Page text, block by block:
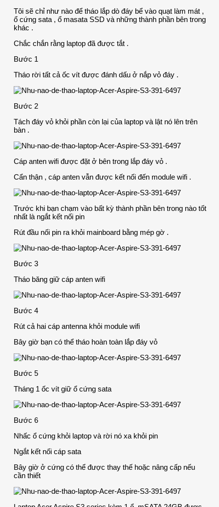
Tôi sẽ chỉ như nào để tháo lắp dò đáy bể vào quạt làm mát ,
ổ cứng sata , ổ masata SSD và những thành phần bên trong
khác .
Chắc chắn rằng laptop đã được tắt .
Bước 1
Tháo rời tất cả ốc vít được đánh dấu ở nắp vỏ đáy .
Bước 2
Tách đáy vỏ khỏi phần còn lại của laptop và lật nó lên trên
bàn .
Cáp anten wifi được đặt ở bên trong lắp đáy vỏ .
Cẩn thận , cáp anten vẫn được kết nối đến module wifi .
Trước khi bạn chạm vào bất kỳ thành phần bên trong nào tốt
nhất là ngắt kết nối pin
Rút đầu nối pin ra khỏi mainboard bằng mép gờ .
Bước 3
Tháo băng giữ cáp anten wifi
Bước 4
Rút cả hai cáp antenna khỏi module wifi
Bây giờ bạn có thể tháo hoàn toàn lắp đáy vỏ
Bước 5
Tháng 1 ốc vít giữ ổ cứng sata
Bước 6
Nhấc ổ cứng khỏi laptop và rời nó xa khỏi pin
Ngắt kết nối cáp sata
Bây giờ ở cứng có thể được thay thế hoặc nâng cấp nếu
cần thiết